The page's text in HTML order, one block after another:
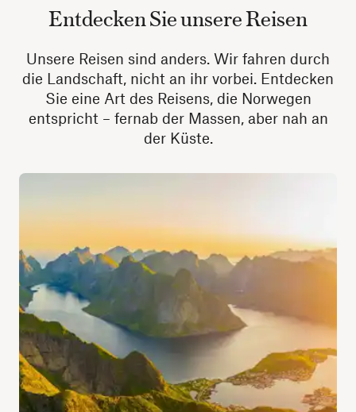
Entdecken Sie unsere Reisen
Unsere Reisen sind anders. Wir fahren durch
die Landschaft, nicht an ihr vorbei. Entdecken
Sie eine Art des Reisens, die Norwegen
entspricht – fernab der Massen, aber nah an
der Küste.